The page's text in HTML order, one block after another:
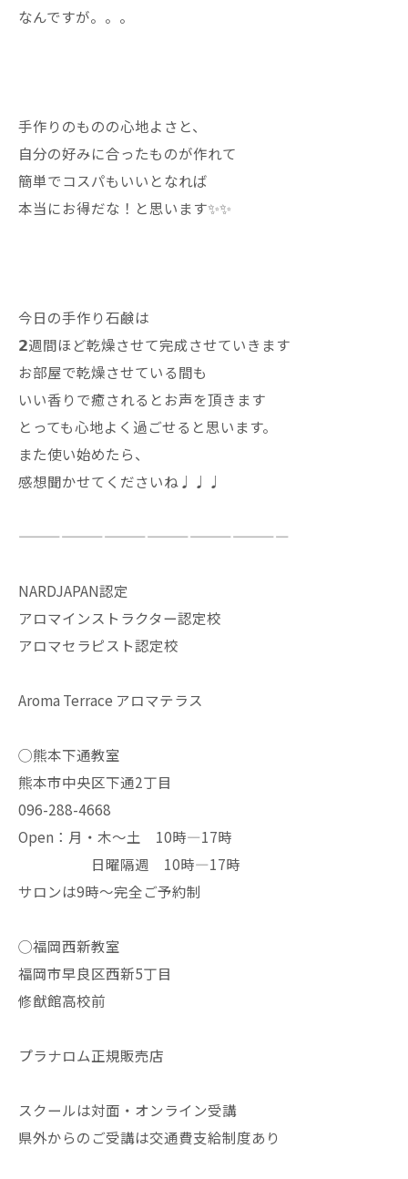
なんですが。。。
手作りのものの心地よさと、
自分の好みに合ったものが作れて
簡単でコスパもいいとなれば
本当にお得だな！と思います✨✨
今日の手作り石鹸は
𝟮週間ほど乾燥させて完成させていきます
お部屋で乾燥させている間も
いい香りで癒されるとお声を頂きます
とっても心地よく過ごせると思います。
また使い始めたら、
感想聞かせてくださいね♩♩♩
———————————————————
NARDJAPAN認定
アロマインストラクター認定校
アロマセラピスト認定校
Aroma Terrace アロマテラス
◯熊本下通教室
熊本市中央区下通2丁目
096-288-4668
Open：月・木〜土 10時—17時
日曜隔週 10時—17時
サロンは9時〜完全ご予約制
◯福岡西新教室
福岡市早良区西新5丁目
修猷館高校前
プラナロム正規販売店
スクールは対面・オンライン受講
県外からのご受講は交通費支給制度あり